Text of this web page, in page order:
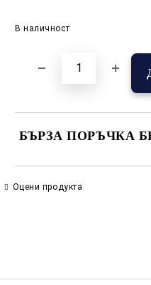
В наличност
БЪРЗА ПОРЪЧКА
Оцени продукта